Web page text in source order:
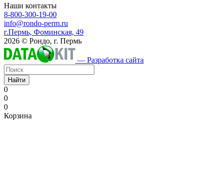
Наши контакты
8-800-300-19-00
info@rondo-perm.ru
г.Пермь, Фоминская, 49
2026 © Рондо, г. Пермь
— Разработка сайта
Найти
0
0
0
Корзина